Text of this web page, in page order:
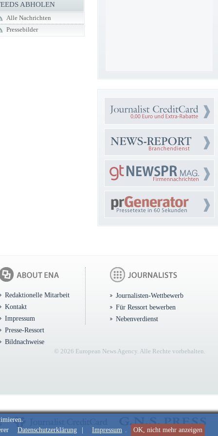
Datenschutzerklärung Impressum . OK, nicht mehr anzeigen
ABHOLEN
Alle Nachrichten
Pressebilder
Redaktionelle Mitarbeit
Kontakt
Impressum
Presse-Ressort
Bildnachweise
Journalisten-Wettbewerb
Für Ressort bewerben
Nebenverdienst
© 2026 European News Agency. Alle Rechte vorbehalten.